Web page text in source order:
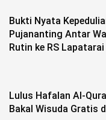
Bukti Nyata
Pujananting Antar
Rutin ke RS Lapatarai
Lulus Hafalan Al-
Bakal Wisuda Gratis